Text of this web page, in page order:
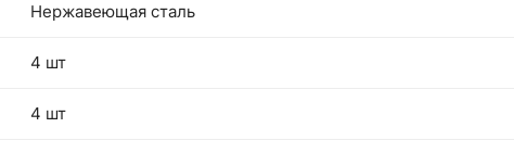
Нержавеющая сталь
4 шт
4 шт